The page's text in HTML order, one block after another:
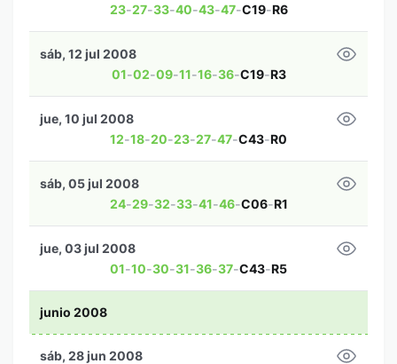
23-27-33-40-43-47-C19-R6
01-02-09-11-16-36-C19-R3
sáb, 12 jul 2008
12-18-20-23-27-47-C43-R0
jue, 10 jul 2008
24-29-32-33-41-46-C06-R1
sáb, 05 jul 2008
01-10-30-31-36-37-C43-R5
jue, 03 jul 2008
junio 2008
sáb, 28 jun 2008